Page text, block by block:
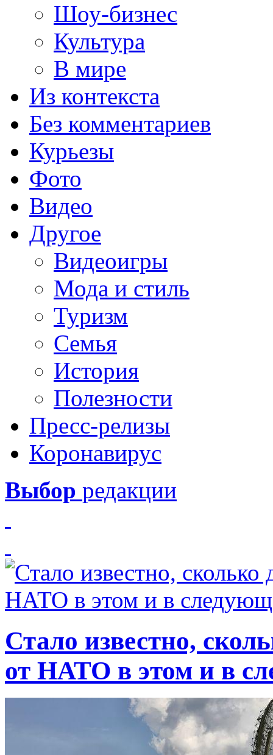
Шоу-бизнес
Культура
В мире
Из контекста
Без комментариев
Курьезы
Фото
Видео
Другое
Видеоигры
Мода и стиль
Туризм
Семья
История
Полезности
Пресс-релизы
Коронавирус
Выбор редакции
Стало известно,
от НАТО в этом и в